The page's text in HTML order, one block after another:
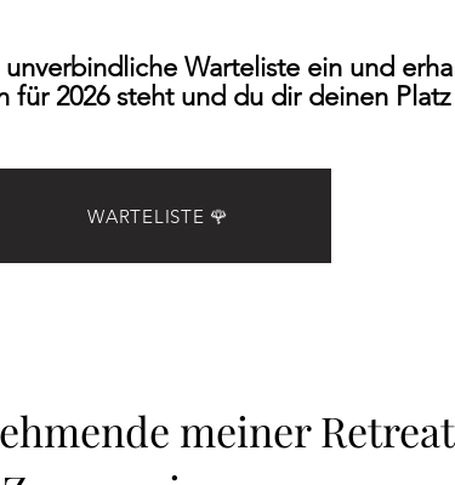
Warteliste ein und
für 2026 steht und du dir deinen
WARTELISTE 🌹
meiner